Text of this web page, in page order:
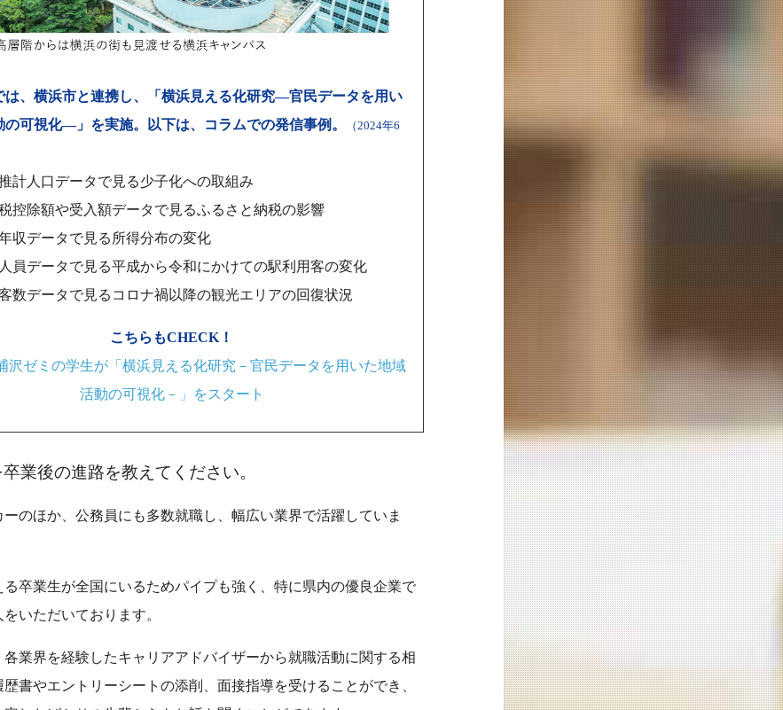
は、横浜市と連携し、「横浜見える化研究―官民データを用い
の可視化―」を実施。以下は、コラムでの発信事例。
（2024年6
計人口データで見る少子化への取組み
控除額や受入額データで見るふるさと納税の影響
収データで見る所得分布の変化
員データで見る平成から令和にかけての駅利用客の変化
数データで見るコロナ禍以降の観光エリアの回復状況
こちらもCHECK！
沢ゼミの学生が「横浜見える化研究－官民データを用いた地域
活動の可視化－」をスタート
業後の進路を教えてください。
のほか、公務員にも多数就職し、幅広い業界で活躍していま
る卒業生が全国にいるためパイプも強く、特に県内の優良企業で
いただいております。
各業界を経験したキャリアアドバイザーから就職活動に関する相
書やエントリーシートの添削、面接指導を受けることができ、